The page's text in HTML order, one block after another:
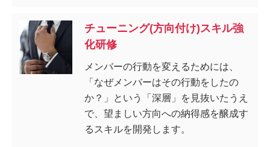
チューニング(方向付け)スキル強
化研修
メンバーの行動を変えるためには、
「なぜメンバーはその行動をしたの
か？」という「深層」を見抜いたうえ
で、望ましい方向への納得感を醸成す
るスキルを開発します。